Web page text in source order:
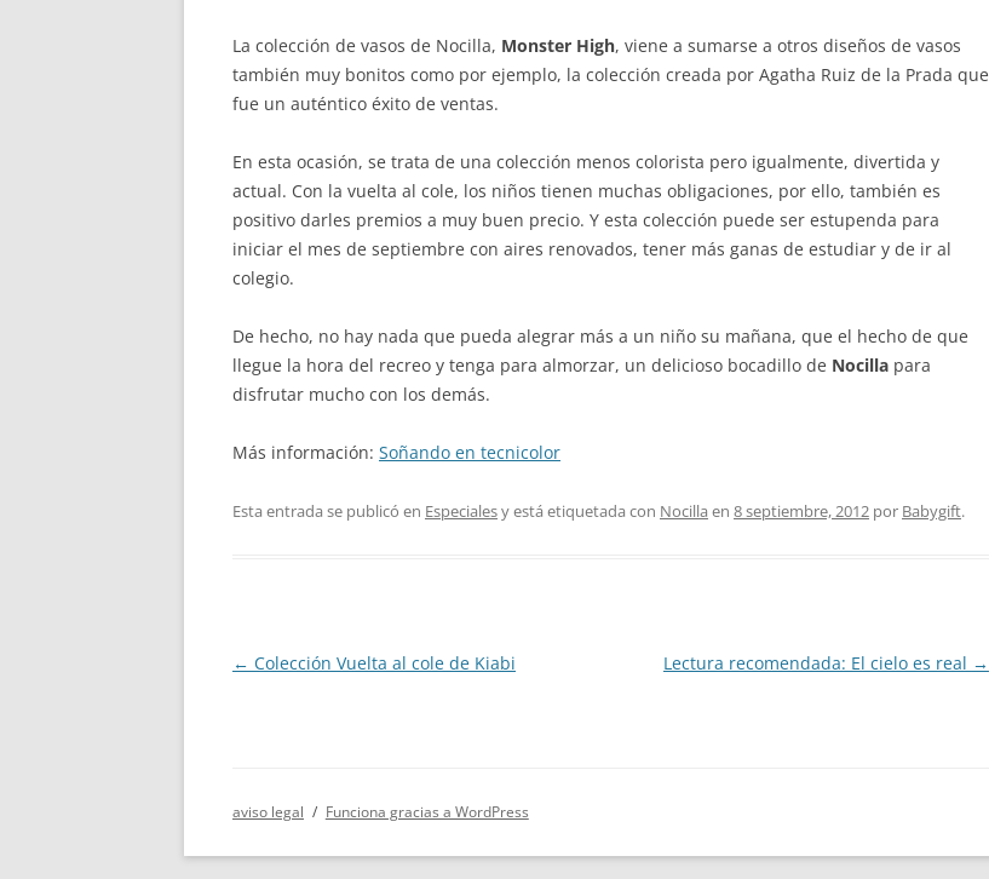
La colección de vasos de Nocilla, Monster High, viene a sumarse a otros diseños de vasos
también muy bonitos como por ejemplo, la colección creada por Agatha Ruiz de la Prada que
fue un auténtico éxito de ventas.
En esta ocasión, se trata de una colección menos colorista pero igualmente, divertida y
actual. Con la vuelta al cole, los niños tienen muchas obligaciones, por ello, también es
positivo darles premios a muy buen precio. Y esta colección puede ser estupenda para
iniciar el mes de septiembre con aires renovados, tener más ganas de estudiar y de ir al
colegio.
De hecho, no hay nada que pueda alegrar más a un niño su mañana, que el hecho de que
llegue la hora del recreo y tenga para almorzar, un delicioso bocadillo de Nocilla para
disfrutar mucho con los demás.
Más información: Soñando en tecnicolor
Esta entrada se publicó en Especialesy está etiquetada con Nocilla en 8 septiembre, 2012 por Babygift.
Navegación
← Colección Vuelta al cole de Kiabi Lectura recomendada: El cielo es real →
aviso legal Funciona gracias a WordPress